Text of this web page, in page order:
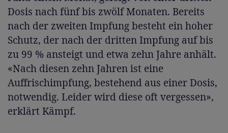
Dosis nach fünf bis zwölf Monaten. Bereits
nach der zweiten Impfung besteht ein hoher
Schutz, der nach der dritten Impfung auf bis
zu 99 % ansteigt und etwa zehn Jahre anhält.
«Nach diesen zehn Jahren ist eine
Auffrischimpfung, bestehend aus einer Dosis,
notwendig. Leider wird diese oft vergessen»,
erklärt Kämpf.